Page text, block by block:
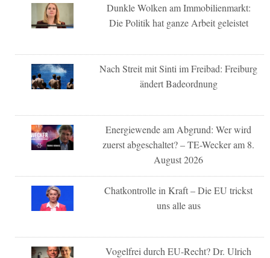
Dunkle Wolken am Immobilienmarkt:
Die Politik hat ganze Arbeit geleistet
Nach Streit mit Sinti im Freibad: Freiburg
ändert Badeordnung
Energiewende am Abgrund: Wer wird
zuerst abgeschaltet? – TE-Wecker am 8.
August 2026
Chatkontrolle in Kraft – Die EU trickst
uns alle aus
Vogelfrei durch EU-Recht? Dr. Ulrich